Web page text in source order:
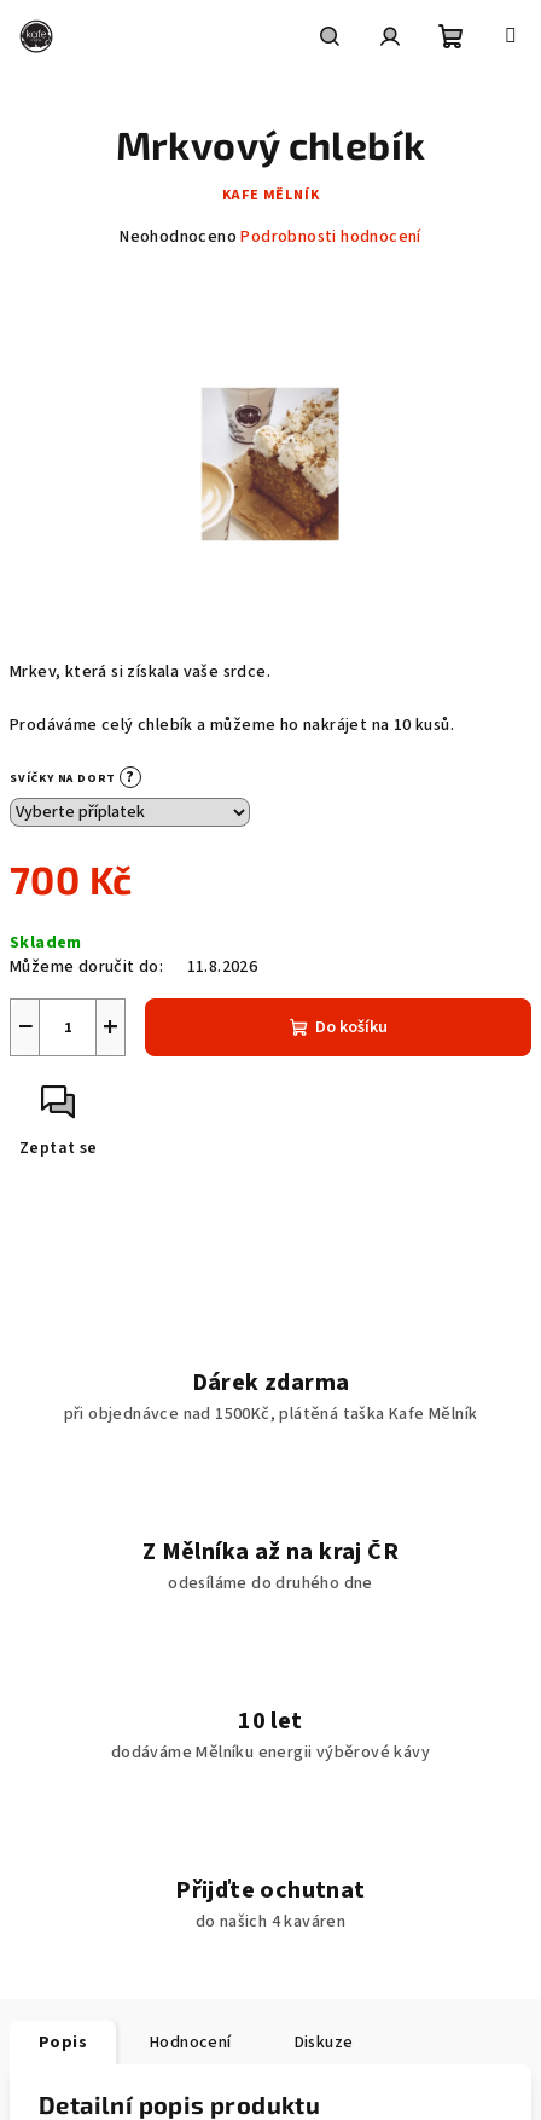
obsah
Mrkev, která si získala vaše srdce.
Prodáváme celý chlebík a můžeme ho nakrájet na 10 kusů.
SVÍČKY NA DORT ?
700 Kč
cena:
Skladem
Můžeme doručit do:
11.8.2026
+
− Do košíku
Zeptat se
Mrkvový chlebík
KAFE MĚLNÍK
Průměrné
Neohodnoceno Podrobnosti hodnocení
Dárek zdarma
při objednávce nad 1500Kč, plátěná taška Kafe Mělník
Z Mělníka až na kraj ČR
odesíláme do druhého dne
10 let
dodáváme Mělníku energii výběrové kávy
Přijďte ochutnat
do našich 4 kaváren
Popis Hodnocení Diskuze
Detailní popis produktu